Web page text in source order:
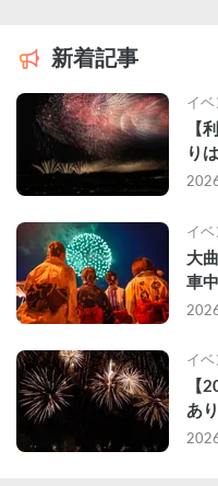
新着記事
イベ
【
り
ピ
イベ
大
車
イベ
【
あ
に